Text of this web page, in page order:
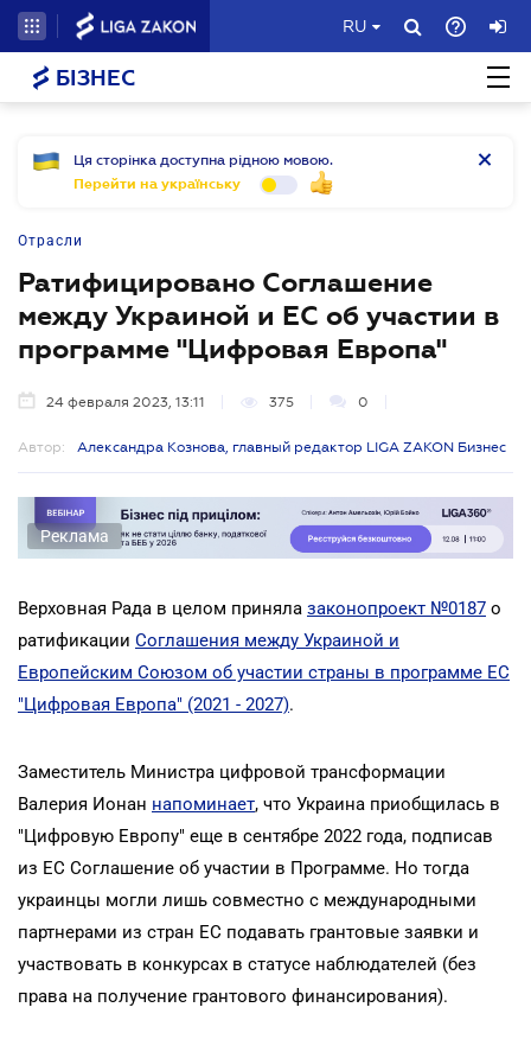
RU
БІЗНЕС
Ця сторінка доступна рідною мовою.
Перейти на українську
Отрасли
Ратифицировано Соглашение
между Украиной и ЕС об участии в
программе "Цифровая Европа"
24 февраля 2023, 13:11 375 0
Автор: Александра Кознова, главный редактор LIGA ZAKON Бизнес
Реклама
Верховная Рада в целом приняла законопроект №0187 о
ратификации Соглашения между Украиной и
Европейским Союзом об участии страны в программе ЕС
"Цифровая Европа" (2021 - 2027).
Заместитель Министра цифровой трансформации
Валерия Ионан напоминает, что Украина приобщилась в
"Цифровую Европу" еще в сентябре 2022 года, подписав
из ЕС Соглашение об участии в Программе. Но тогда
украинцы могли лишь совместно с международными
партнерами из стран ЕС подавать грантовые заявки и
участвовать в конкурсах в статусе наблюдателей (без
права на получение грантового финансирования).